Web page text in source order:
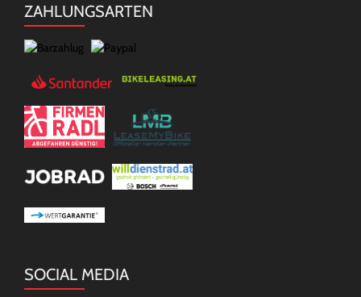
ZAHLUNGSARTEN
SOCIAL MEDIA